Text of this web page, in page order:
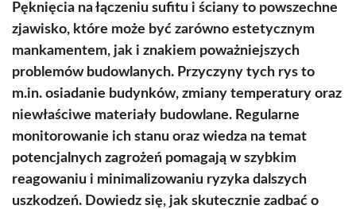
Pęknięcia na łączeniu sufitu i ściany to powszechne
zjawisko, które może być zarówno estetycznym
mankamentem, jak i znakiem poważniejszych
problemów budowlanych. Przyczyny tych rys to
m.in. osiadanie budynków, zmiany temperatury oraz
niewłaściwe materiały budowlane. Regularne
monitorowanie ich stanu oraz wiedza na temat
potencjalnych zagrożeń pomagają w szybkim
reagowaniu i minimalizowaniu ryzyka dalszych
uszkodzeń. Dowiedz się, jak skutecznie zadbać o